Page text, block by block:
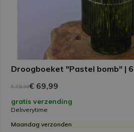
Droogboeket "Pastel bomb" |
€ 79,99€ 69,99
gratis verzending
Deliverytime
Maandag verzonden